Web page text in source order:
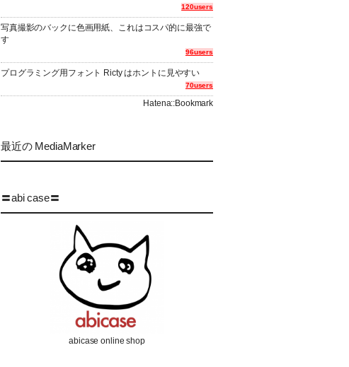
120users
写真撮影のバックに色画用紙、これはコスパ的に最強で
す
96users
プログラミング用フォント Ricty はホントに見やすい
70users
Hatena::Bookmark
最近の MediaMarker
〓abi case〓
abicase online shop